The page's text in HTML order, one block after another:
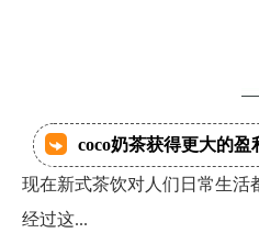
coco奶茶获得更大的盈
现在新式茶饮对人们日常生活
经过这...